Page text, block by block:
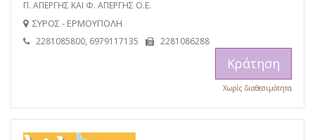
Π. ΑΠΕΡΓΗΣ ΚΑΙ Φ. ΑΠΕΡΓΗΣ Ο.Ε.
ΣΥΡΟΣ - ΕΡΜΟΥΠΟΛΗ
2281085800, 6979117135 2281086288
Κράτηση
Χωρίς διαθεσιμότητα